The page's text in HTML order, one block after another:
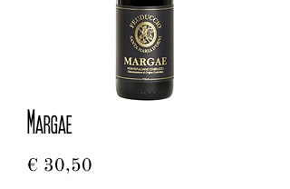
Margae
€ 30,50